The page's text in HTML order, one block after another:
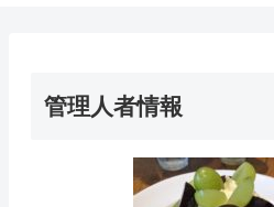
管理人者情報